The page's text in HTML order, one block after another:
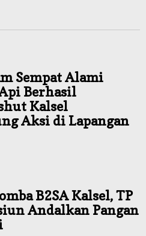
Sempat Alami
Berhasil
Kalsel
Aksi di Lapangan
B2SA Kalsel, TP
Andalkan Pangan